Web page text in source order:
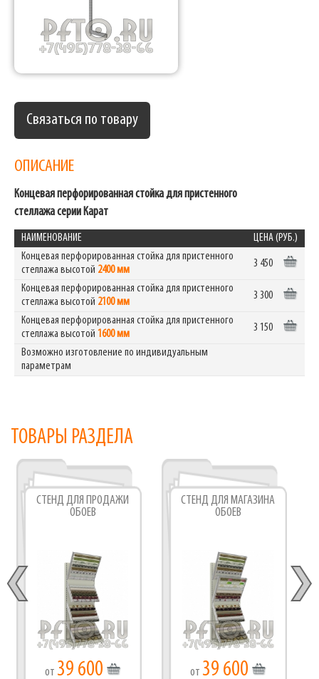
Фабрика торгового оборудования
Связаться по товару
ОПИСАНИЕ
Концевая перфорированная стойка для пристенного
стеллажа серии Карат
НАИМЕНОВАНИЕ
ЦЕНА (РУБ.)
Концевая перфорированная стойка для пристенного
стеллажа высотой 2400 мм
3 450
Концевая перфорированная стойка для пристенного
стеллажа высотой 2100 мм
3 300
Концевая перфорированная стойка для пристенного
стеллажа высотой 1600 мм
3 150
Возможно изготовление по индивидуальным
параметрам
ТОВАРЫ РАЗДЕЛА
СТЕНД ДЛЯ ПРОДАЖИ
ОБОЕВ
от 39 600
СТЕНД ДЛЯ МАГАЗИНА
ОБОЕВ
от 39 600